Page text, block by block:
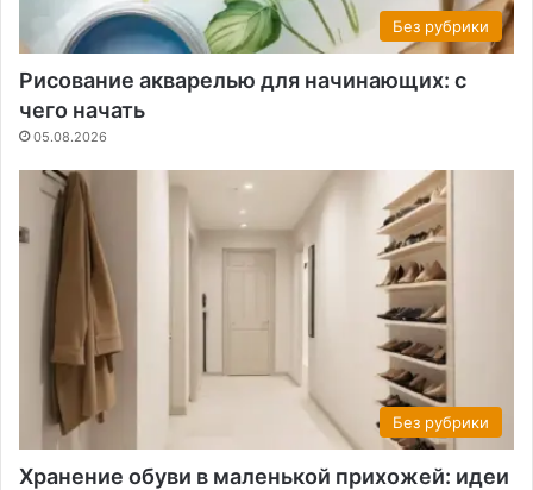
Без рубрики
Рисование акварелью для начинающих: с
чего начать
05.08.2026
Без рубрики
Хранение обуви в маленькой прихожей: идеи